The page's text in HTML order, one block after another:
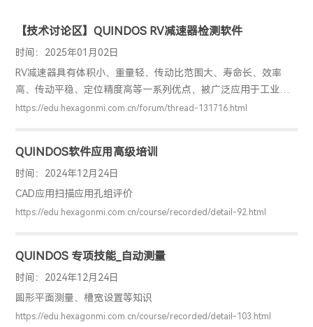
【技术讨论区】QUINDOS RV减速器检测软件
时间：2025年01月02日
RV减速器具有体积小、重量轻、传动比范围大、寿命长、效率
高、传动平稳、定位精度高等一系列优点，被广泛应用于工业机
器人，机床，医疗等领域。RV减速器模块主要针对核心零部件
使用企业等。优势亮点1. 同时支持一差齿和二差齿类型。2. 摆线
齿轮曲线自动评价齿廓、螺旋线、齿距、跳动、跨棒距等参数。3.
根据测量任务，自动生成测量路径，采用VHSS变速扫描技术，对
整体轮廓进行扫描。4. 理论数据可
https://edu.hexagonmi.com.cn/forum/thread-131716.html
QUINDOS软件应用高级培训
时间：2024年12月24日
CAD应用扫描应用孔组评价
https://edu.hexagonmi.com.cn/course/recorded/detail-92.html
QUINDOS 专项技能_自动测量
时间：2024年12月24日
圆形平面测量、槽宽设置等知识
https://edu.hexagonmi.com.cn/course/recorded/detail-103.html